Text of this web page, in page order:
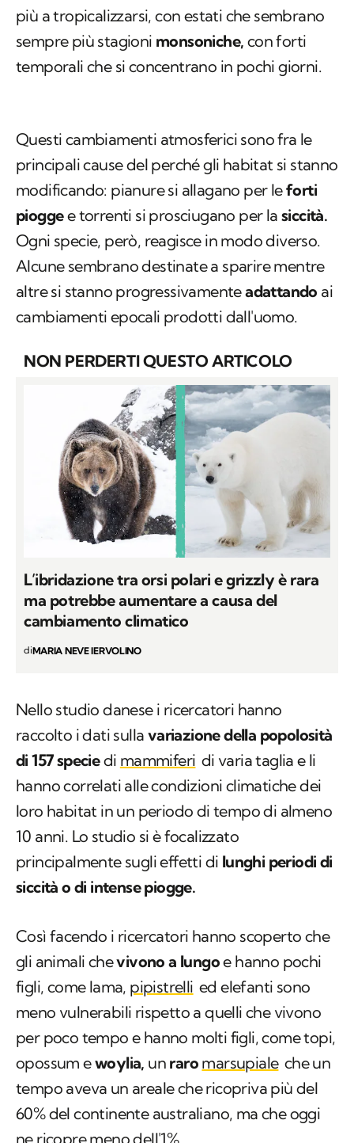
più a tropicalizzarsi, con estati che sembrano
sempre più stagioni monsoniche, con forti
temporali che si concentrano in pochi giorni.
Questi cambiamenti atmosferici sono fra le
principali cause del perché gli habitat si stanno
modificando: pianure si allagano per leforti
pioggee torrenti si prosciugano per lasiccità.
Ogni specie, però, reagisce in modo diverso.
Alcune sembrano destinate a sparire mentre
altre si stanno progressivamenteadattando ai
cambiamenti epocali prodotti dall'uomo.
NON PERDERTI QUESTO ARTICOLO
L’ibridazione tra orsi polari e grizzly è rara
ma potrebbe aumentare a causa del
cambiamento climatico
diMARIA NEVE IERVOLINO
Nello studio danese i ricercatori hanno
raccolto i dati sulla variazione della popolosità
di 157 speciedi mammiferi di varia taglia e li
hanno correlati alle condizioni climatiche dei
loro habitat in un periodo di tempo di almeno
10 anni. Lo studio si è focalizzato
principalmente sugli effetti di lunghi periodi di
siccità o di intense piogge.
Così facendo i ricercatori hanno scoperto che
gli animali chevivono a lungoe hanno pochi
figli, come lama, pipistrelli ed elefanti sono
meno vulnerabili rispetto a quelli che vivono
per poco tempo e hanno molti figli, come topi,
opossum ewoylia, un raro marsupiale che un
tempo aveva un areale che ricopriva più del
60% del continente australiano, ma che oggi
ne ricopre meno dell'1%.